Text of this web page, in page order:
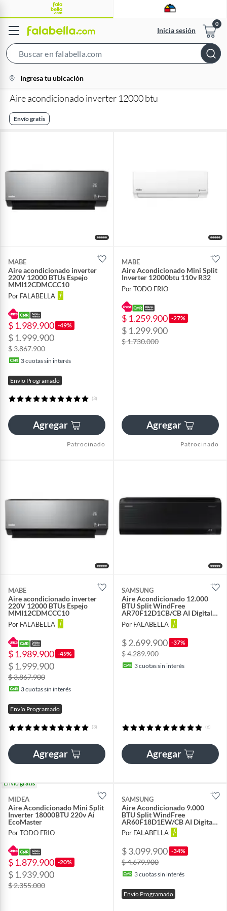
Inicia sesión
Bar
location-
icon
Ingresa tu ubicación
Aire acondicionado inverter 12000 btu
Envío gratis
MABE
Aire acondicionado inverter
220V 12000 BTUs Espejo
MMI12CDMCCC10
Por FALABELLA
$ 1.989.900 -49%
$ 1.999.900
$ 3.867.900
3cuotas sin interés
Envío Programado
(3)
Agregar
Patrocinado
MABE
Aire Acondicionado Mini Split
Inverter 12000btu 110v R32
Por TODO FRIO
$ 1.259.900 -27%
$ 1.299.900
$ 1.730.000
Agregar
Patrocinado
MABE
Aire acondicionado inverter
220V 12000 BTUs Espejo
MMI12CDMCCC10
Por FALABELLA
$ 1.989.900 -49%
$ 1.999.900
$ 3.867.900
3cuotas sin interés
Envío Programado
(3)
Agregar
SAMSUNG
Aire Acondicionado 12.000
BTU Split WindFree
AR70F12D1CB/CB AI Digital
Inverter Black Edition
Por FALABELLA
$ 2.699.900 -37%
$ 4.289.900
3cuotas sin interés
(6)
Agregar
Envíogratis
MIDEA
Aire Acondicionado Mini Split
Inverter 18000BTU 220v Ai
EcoMaster
Por TODO FRIO
$ 1.879.900 -20%
$ 1.939.900
$ 2.355.000
SAMSUNG
Aire Acondicionado 9.000
BTU Split WindFree
AR60F18D1EW/CB AI Digital
Inverter Blanco
Por FALABELLA
$ 3.099.900 -34%
$ 4.679.900
3cuotas sin interés
Envío Programado